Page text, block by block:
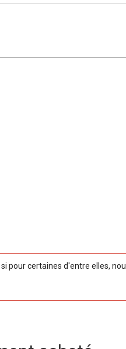
pour certaines d'entre elles,